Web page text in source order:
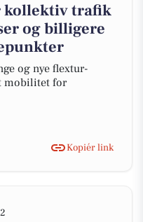
kollektiv trafik
og billigere
og nye flextur-
mobilitet for
Kopiér link